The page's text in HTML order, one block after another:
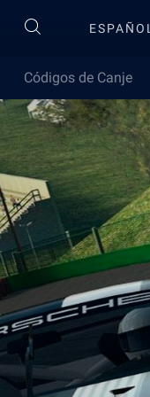
ESPAÑOL
Códigos de Canje